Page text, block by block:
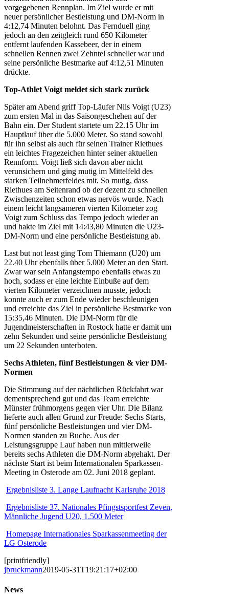
vorgegebenen Rennplan. Im Ziel wurde er mit
neuer persönlicher Bestleistung und DM-Norm in
4:12,74 Minuten belohnt. Das Fernduell ging
jedoch an den zeitgleich rund 650 Kilometer
entfernt laufenden Kassebeer, der in einem
schnellen Rennen zwei Zehntel schneller war und
seine persönliche Bestmarke auf 4:12,51 Minuten
drückte.
Top-Athlet Voigt meldet sich stark zurück
Später am Abend griff Top-Läufer Nils Voigt (U23)
zum ersten Mal in das Saisongeschehen auf der
Bahn ein. Der Student startete um 22.15 Uhr im
Hauptlauf über die 5.000 Meter. So stand sowohl
für ihn selbst als auch für seinen Trainer Riethues
ein leichtes Fragezeichen hinter seiner aktuellen
Rennform. Voigt ließ sich davon aber nicht
verunsichern und ging mutig im Mittelfeld des
starken Teilnehmerfeldes mit. So mutig, dass
Riethues am Seitenrand ob der dezent zu schnellen
Zwischenzeiten schon etwas nervös wurde. Nach
einem leicht langsameren vierten Kilometer zog
Voigt zum Schluss das Tempo jedoch wieder an
und hakte im Ziel mit 14:43,80 Minuten die U23-
DM-Norm und eine persönliche Bestleistung ab.
Last but not least ging Tom Thiemann (U20) um
22.40 Uhr ebenfalls über 5.000 Meter an den Start.
Zwar war sein Anfangstempo ebenfalls etwas zu
hoch, sodass er eine leichte Einbuße auf dem
vierten Kilometer verzeichnen musste, jedoch
konnte auch er zum Ende wieder beschleunigen
und erreichte das Ziel in persönliche Bestmarke von
15:35,46 Minuten. Die DM-Norm für die
Jugendmeisterschaften in Rostock hatte er damit um
zehn Sekunden und seine persönliche Bestleistung
um 22 Sekunden unterboten.
Sechs Athleten, fünf Bestleistungen & vier DM-
Normen
Die Stimmung auf der nächtlichen Rückfahrt war
dementsprechend gut und das Team erreichte
Münster frühmorgens gegen vier Uhr. Die Bilanz
lieferte auch allen Grund zur Freude: Sechs Starts,
fünf persönliche Bestleistungen und vier DM-
Normen standen zu Buche. Aus der
Leistungsgruppe Lauf haben nun mittlerweile
bereits sechs Athleten die DM-Norm abgehakt. Der
nächste Start ist beim Internationalen Sparkassen-
Meeting in Osterode am 02. Juni 2018 geplant.
Ergebnisliste 3. Lange Laufnacht Karlsruhe 2018
Ergebnisliste 37. Nationales Pfingstsportfest Zeven,
Männliche Jugend U20, 1.500 Meter
Homepage Internationales Sparkassenmeeting der
LG Osterode
[printfriendly]
jbruckmann2019-05-31T19:21:17+02:00
News